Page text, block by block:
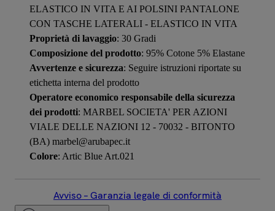
ELASTICO IN VITA E AI POLSINI PANTALONE
CON TASCHE LATERALI - ELASTICO IN VITA
Proprietà di lavaggio: 30 Gradi
Composizione del prodotto: 95% Cotone 5% Elastane
Avvertenze e sicurezza: Seguire istruzioni riportate su
etichetta interna del prodotto
Operatore economico responsabile della sicurezza
dei prodotti: MARBEL SOCIETA' PER AZIONI
VIALE DELLE NAZIONI 12 - 70032 - BITONTO
(BA) marbel@arubapec.it
Colore: Artic Blue Art.021
Avviso – Garanzia legale di conformità